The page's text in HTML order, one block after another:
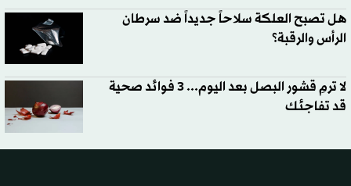
هل تصبح العلكة سلاحاً جديداً ضد سرطان
الرأس والرقبة؟
لا ترمِ قشور البصل بعد اليوم... 3 فوائد صحية
قد تفاجئك